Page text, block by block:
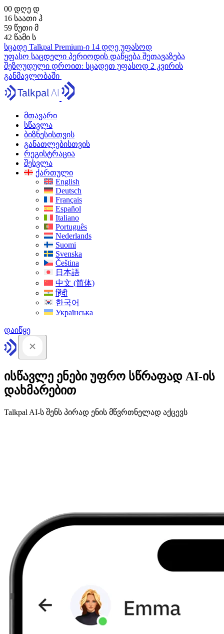
00 დღე დ
16 საათი ჰ
59 წუთი მ
41 წამი ს
სცადე Talkpal Premium-ი 14 დღე უფასოდ
უფასო საცდელი პერიოდის დაწყება შეთავაზება
შეზღუდული დროით: სცადეთ უფასოდ 2 კვირის
განმავლობაში
მთავარი
სწავლა
ბიზნესისთვის
განათლებისთვის
რეგისტრაცია
შესვლა
ქართული
English
Deutsch
Français
Español
Italiano
Português
Nederlands
Suomi
Svenska
Čeština
日本語
中文 (简体)
हिंदी
한국어
Українська
დაიწყე
ისწავლე ენები უფრო სწრაფად AI-ის
დახმარებით
Talkpal AI-ს შენს პირად ენის მწვრთნელად აქცევს